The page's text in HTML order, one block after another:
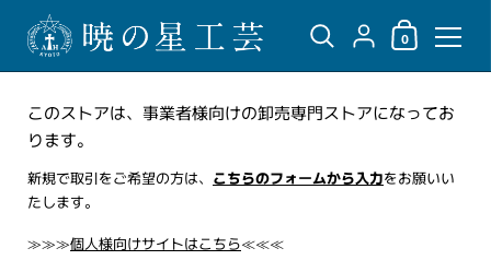
{"title"=>"アカウン
ショッピング
0
このストアは、事業者様向けの卸売専門ストアになってお
ります。
新規で取引をご希望の方は、 こちらのフォームから入力をお願いい
たします。
≫≫≫個人様向けサイトはこちら≪≪≪